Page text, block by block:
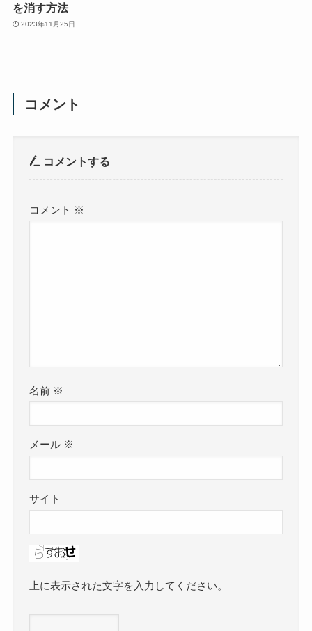
を消す方法
2023年11月25日
コメント
コメントする
コメント ※
名前 ※
メール ※
サイト
上に表示された文字を入力してください。